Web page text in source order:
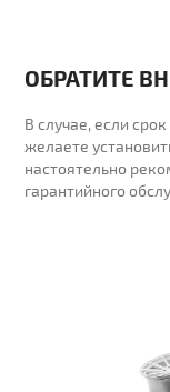
ОБРАТИТЕ
В случае, если
желаете
настоятельно
гарантийного